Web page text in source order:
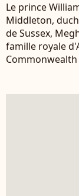
Le prince
Middleton,
de Sussex,
famille royale